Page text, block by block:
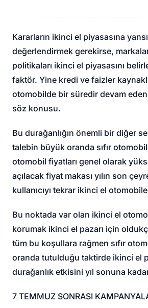
Kararların ikinci el piyasasına
değerlendirmek gerekirse,
politikaları ikinci el piyasasını
faktör. Yine kredi ve faizler
otomobilde bir süredir devam
söz konusu.
Bu durağanlığın önemli bir diğer
talebin büyük oranda sıfır
otomobil fiyatları genel olarak
açılacak fiyat makası yılın son
kullanıcıyı tekrar ikinci el
Bu noktada var olan ikinci el
korumak ikinci el pazarı için
tüm bu koşullara rağmen sıfır
oranda tutulduğu taktirde ikinci el
durağanlık etkisini yıl sonuna
7 TEMMUZ SONRASI